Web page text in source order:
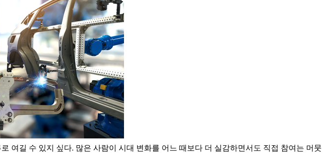
여길 수 있지 싶다. 많은 사람이 시대 변화를 어느 때보다 더 실감하면서도 직접 참여는 머뭇